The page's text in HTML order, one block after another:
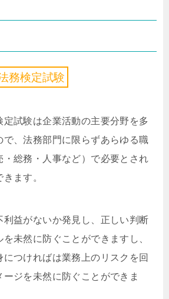
務検定試験
定試験は企業活動の主要分野を多
で、法務部門に限らずあらゆる職
・総務・人事など）で必要とされ
ます。
利益がないか発見し、正しい判断
未然に防ぐことができますし、
つければは業務上のリスクを回
ジを未然に防ぐことができま